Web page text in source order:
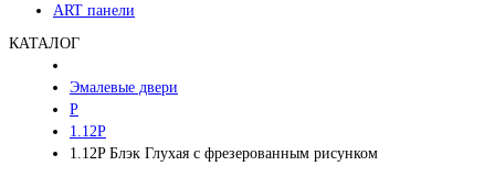
ART панели
КАТАЛОГ
Эмалевые двери
P
1.12P
1.12P Блэк Глухая с фрезерованным рисунком